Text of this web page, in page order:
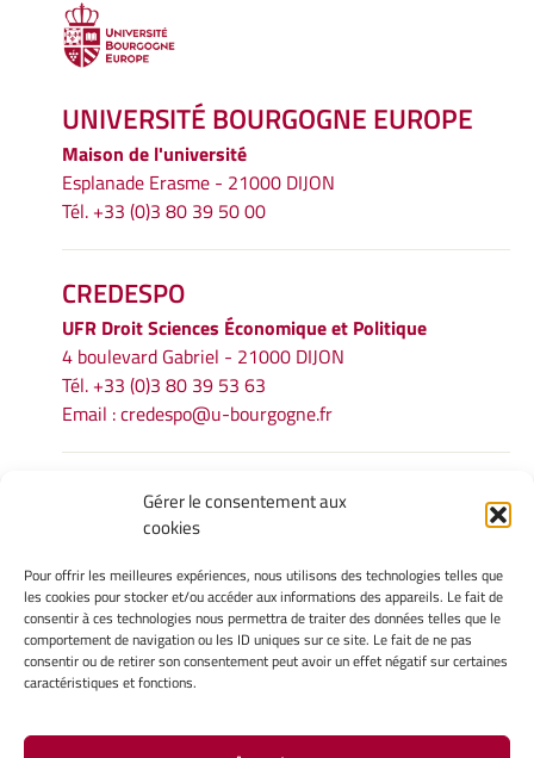
Gérer le consentement aux
cookies
Pour offrir les meilleures expériences, nous utilisons des technologies telles que
les cookies pour stocker et/ou accéder aux informations des appareils. Le fait de
consentir à ces technologies nous permettra de traiter des données telles que le
comportement de navigation ou les ID uniques sur ce site. Le fait de ne pas
consentir ou de retirer son consentement peut avoir un effet négatif sur certaines
caractéristiques et fonctions.
UNIVERSITÉ BOURGOGNE EUROPE
Maison de l'université
Esplanade Erasme - 21000 DIJON
Tél. +33 (0)3 80 39 50 00
CREDESPO
UFR Droit Sciences Économique et Politique
4 boulevard Gabriel - 21000 DIJON
Tél. +33 (0)3 80 39 53 63
Email :credespo@u-bourgogne.fr
INFORMATIONS LÉGALES
Mentions légales
Politique de cookies
Déclaration de confidentialité
Avertissement
INTRANET